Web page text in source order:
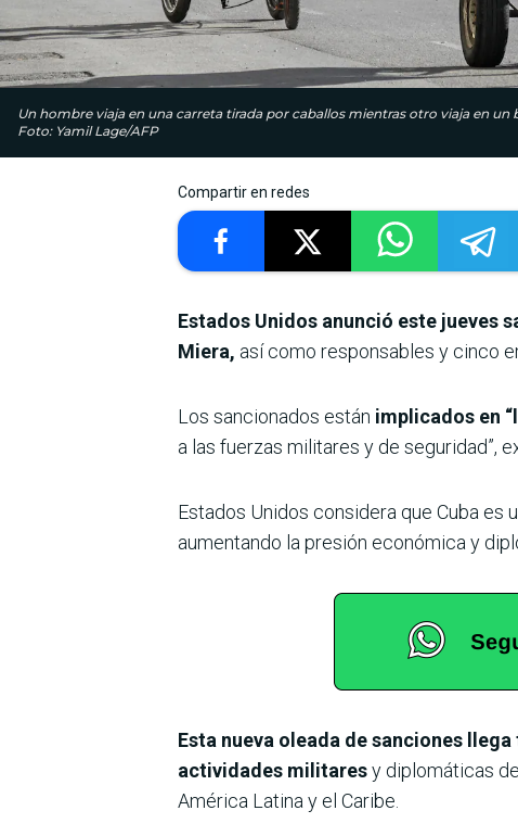
Un hombre viaja en una carreta tirada por caballos mientras otro viaja en un
Foto: Yamil Lage/AFP
Compartir en redes
Estados Unidos anunció este jueves
Miera, así como responsables y cinco
Los sancionados están implicados en
a las fuerzas militares y de seguridad”,
Estados Unidos considera que Cuba es
aumentando la presión económica y
Esta nueva oleada de sanciones
actividades militaresy diplomáticas
América Latina y el Caribe.